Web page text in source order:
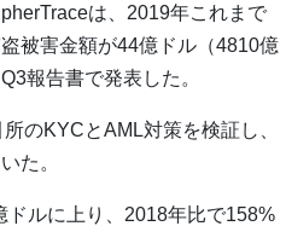
は、2019年これまで
被害金額が44億ドル（4810億
報告書で発表した。
のKYCとAML対策を検証し、
た。
ルに上り、2018年比で158%